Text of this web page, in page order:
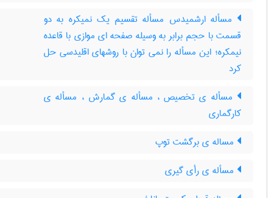
مسأله ارشمیدس مسأله تقسیم یک نمیکره به دو
قسمت با حجم برابر به وسیله صفحه ای موازی با قاعده
نیمکره؛ این مسأله را نمی توان با روشهای اقلیدسی حل
کرد
مسأله ی تخصیص ، مسأله ی گمارش ، مسأله ی
کارگماری
مساله ی برگشت توپ
مسأله ی رأی گیری